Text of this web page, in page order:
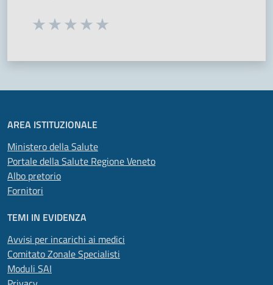
Seleziona una valutazione da 1 a 5 stelle
AREA ISTITUZIONALE
Ministero della Salute
Portale della Salute Regione Veneto
Albo pretorio
Fornitori
TEMI IN EVIDENZA
Avvisi per incarichi ai medici
Comitato Zonale Specialisti
Moduli SAI